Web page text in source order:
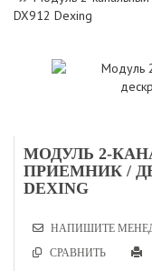
DX912 Dexing
МОДУЛЬ 2-
ПРИЕМНИК /
DEXING
НАПИШИТЕ
СРАВНИТЬ